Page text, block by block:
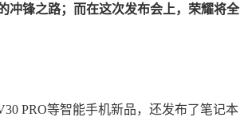
冲锋之路；而在这次发布会上，荣耀将全
PRO等智能手机新品，还发布了笔记本